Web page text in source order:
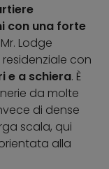
con una forte
Lodge
con
e a schiera. È
da molte
di dense
scala, qui
alla